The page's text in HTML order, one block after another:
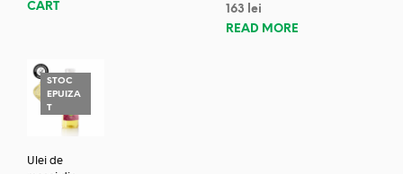
CART
163
lei
READ MORE
STOC
EPUIZA
T
Ulei de